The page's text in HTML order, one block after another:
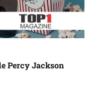
Percy Jackson